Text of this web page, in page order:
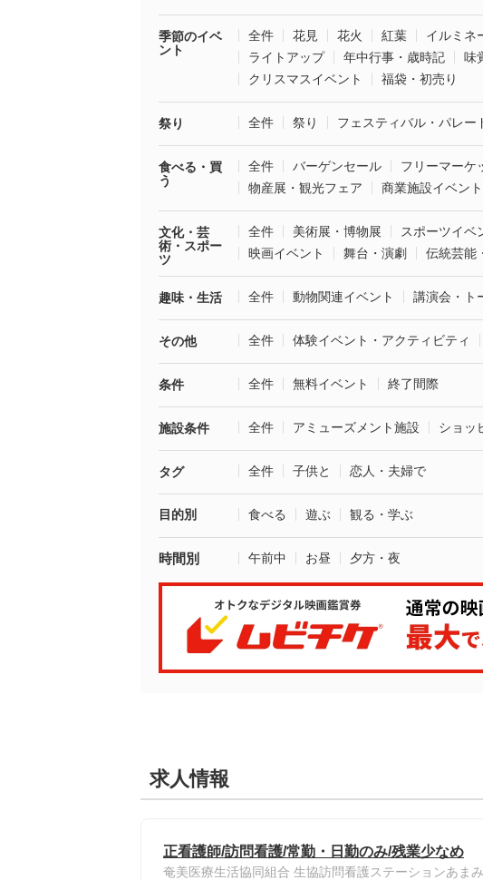
季節のイベ
ント
全件 花見 花火 紅葉 イルミネ
ライトアップ
年中行事・歳時記
味
クリスマスイベント
福袋・初売り
祭り 全件 祭り フェスティバル・パレー
食べる・買
う
全件 バーゲンセール フリーマーケ
物産展・観光フェア
商業施設イベント
文化・芸
術・スポー
ツ
全件 美術展・博物展 スポーツイベ
映画イベント
舞台・演劇 伝統芸能
趣味・生活 全件 動物関連イベント 講演会・ト
その他 全件 体験イベント・アクティビティ
条件 全件 無料イベント 終了間際
施設条件 全件 アミューズメント施設 ショッ
タグ 全件 子供と 恋人・夫婦で
目的別 食べる 遊ぶ 観る・学ぶ
時間別 午前中 お昼 夕方・夜
求人情報
正看護師/訪問看護/常勤・日勤のみ/残業少なめ
奄美医療生活協同組合 生協訪問看護ステーションあまみ